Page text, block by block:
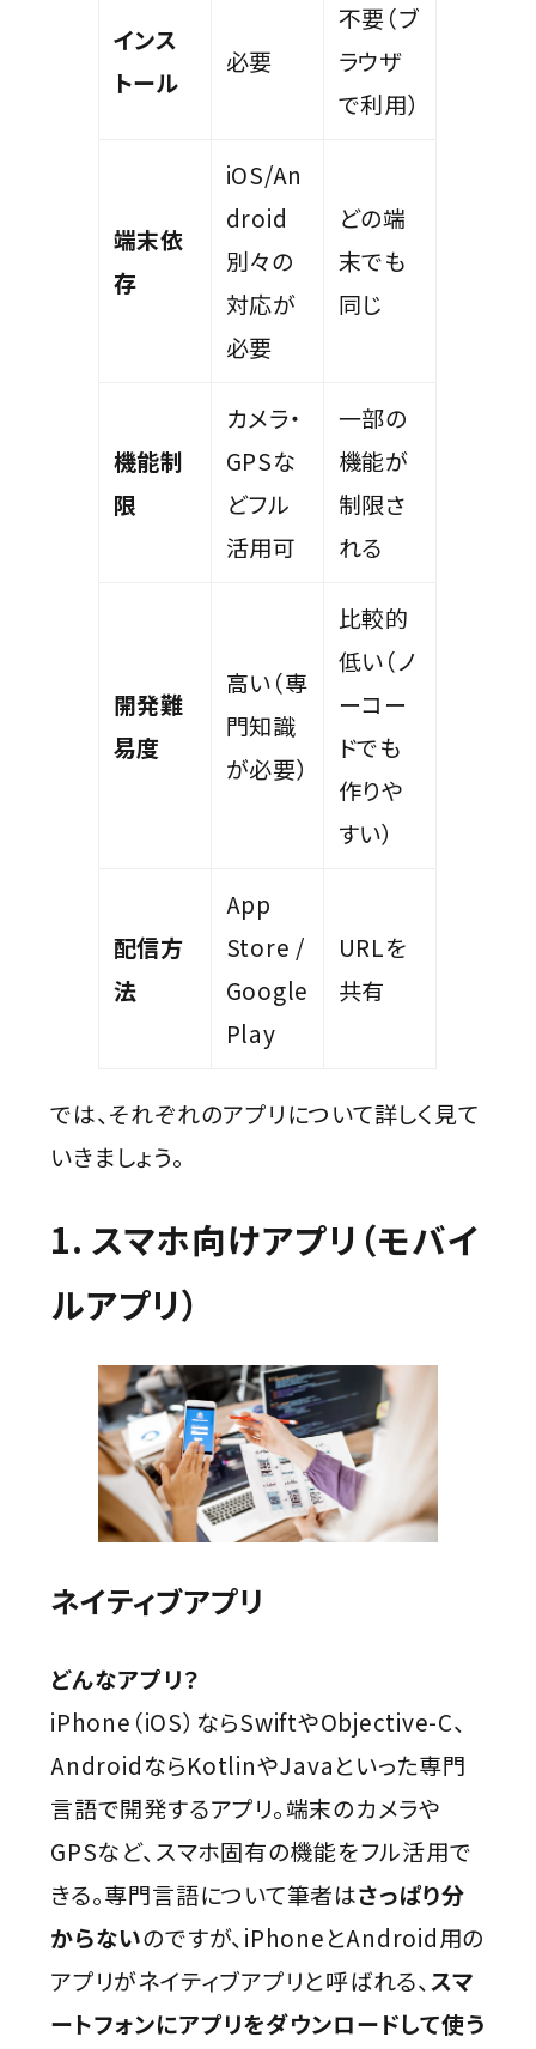
インス
トール
必要
不要（ブ
ラウザ
で利用）
端末依
存
iOS/An
droid
別々の
対応が
必要
どの端
末でも
同じ
機能制
限
カメラ・
GPSな
どフル
活用可
一部の
機能が
制限さ
れる
開発難
易度
高い（専
門知識
が必要）
比較的
低い（ノ
ーコー
ドでも
作りや
すい）
配信方
法
App
Store /
Google
Play
URLを
共有
では、それぞれのアプリについて詳しく見て
いきましょう。
1. スマホ向けアプリ（モバイ
ルアプリ）
ネイティブアプリ
どんなアプリ？
iPhone（iOS）ならSwiftやObjective-C、
AndroidならKotlinやJavaといった専門
言語で開発するアプリ。端末のカメラや
GPSなど、スマホ固有の機能をフル活用で
きる。専門言語について筆者はさっぱり分
からないのですが、iPhoneとAndroid用の
アプリがネイティブアプリと呼ばれる、スマ
ートフォンにアプリをダウンロードして使う